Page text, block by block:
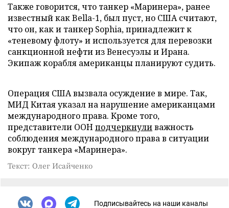
Также говорится, что танкер «Маринера», ранее
известный как Bella-1, был пуст, но США считают,
что он, как и танкер Sophia, принадлежит к
«теневому флоту» и используется для перевозки
санкционной нефти из Венесуэлы и Ирана.
Экипаж корабля американцы планируют судить.
Операция США вызвала осуждение в мире. Так,
МИД Китая указал на нарушение американцами
международного права. Кроме того,
представители ООНподчеркнуливажность
соблюдения международного права в ситуации
вокруг танкера «Маринера».
Текст: Олег Исайченко
Подписывайтесь на наши каналы